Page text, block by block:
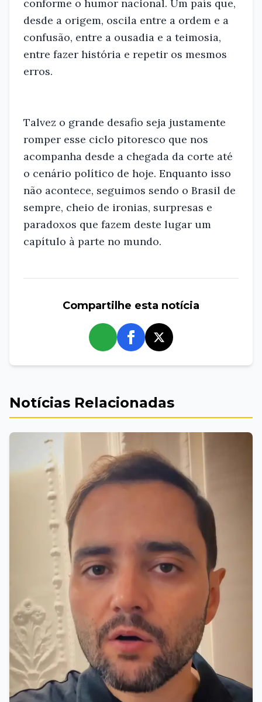
conforme o humor nacional. Um país que,
desde a origem, oscila entre a ordem e a
confusão, entre a ousadia e a teimosia,
entre fazer história e repetir os mesmos
erros.
Talvez o grande desafio seja justamente
romper esse ciclo pitoresco que nos
acompanha desde a chegada da corte até
o cenário político de hoje. Enquanto isso
não acontece, seguimos sendo o Brasil de
sempre, cheio de ironias, surpresas e
paradoxos que fazem deste lugar um
capítulo à parte no mundo.
Compartilhe esta notícia
whatsapp
Notícias Relacionadas